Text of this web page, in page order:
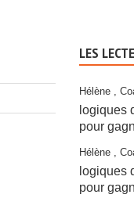
LES
Hélène ,
logiques
pour
Hélène ,
logiques
pour